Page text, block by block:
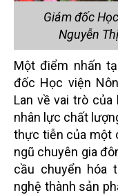
Giám đốc
Nguyễn
Một điểm nhấn
đốc Học viện
Lan về vai trò
nhân lực chất
thực tiễn của một
ngũ chuyên gia
cầu chuyển hóa
nghệ thành sản